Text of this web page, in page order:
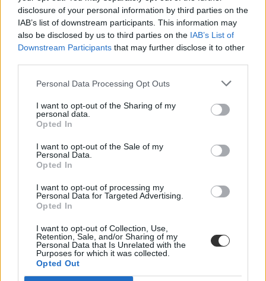
disclosure of your personal information by third parties on the
IAB’s list of downstream participants. This information may
also be disclosed by us to third parties on the IAB’s List of
Downstream Participants that may further disclose it to other
Personal Data Processing Opt Outs
I want to opt-out of the Sharing of my
personal data.
Opted In
I want to opt-out of the Sale of my
Personal Data.
Opted In
I want to opt-out of processing my
Personal Data for Targeted Advertising.
Opted In
I want to opt-out of Collection, Use,
Retention, Sale, and/or Sharing of my
Personal Data that Is Unrelated with the
Purposes for which it was collected.
Opted Out
felvételi statisztikák
keresztféléves felvételi
felvételi statisztika